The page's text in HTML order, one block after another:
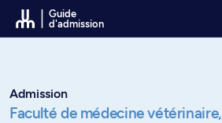
Passer au contenu
Guide
d'admission
Admission
Faculté de médecine vétérinaire,